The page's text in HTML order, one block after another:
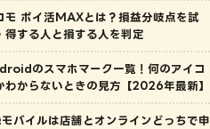
モ ポイ活MAXとは？損益分岐点を試
得する人と損する人を判定
のスマホマーク一覧！何のアイコ
わからないときの見方【2026年最新】
バイルは店舗とオンラインどっちで申